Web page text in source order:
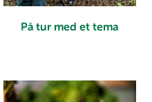
På tur med et tema